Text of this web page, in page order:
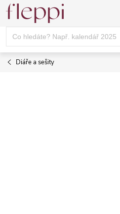
Přejít
obsah
Diáře a sešity